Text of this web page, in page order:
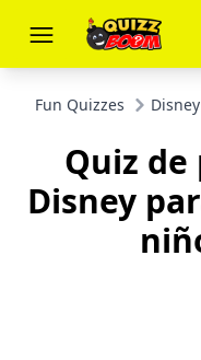
Fun Quizzes Disney
Quiz de
Disney